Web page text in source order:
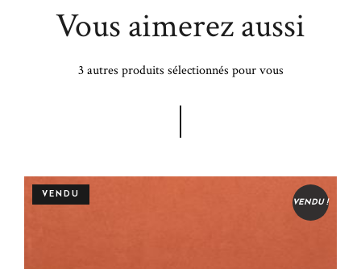
Vous aimerez aussi
3 autres produits sélectionnés pour vous
VENDU !
VENDU